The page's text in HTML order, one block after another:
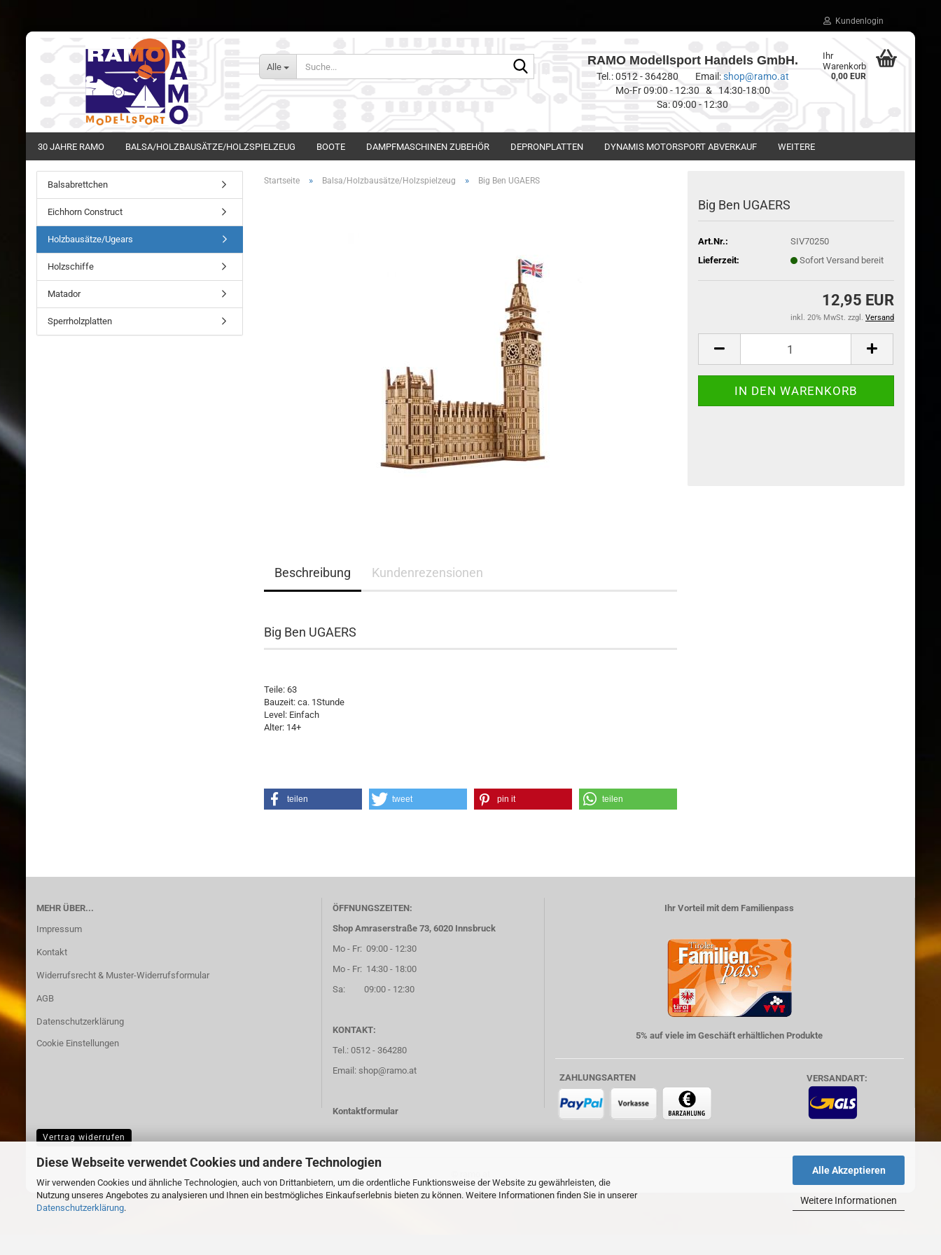
Diese Webseite verwendet Cookies und andere Technologien
Wir verwenden Cookies und ähnliche Technologien, auch von Drittanbietern, um die ordentliche Funktionsweise der Website zu gewährleisten, die
Nutzung unseres Angebotes zu analysieren und Ihnen ein bestmögliches Einkaufserlebnis bieten zu können. Weitere Informationen finden Sie in unserer
Datenschutzerklärung.
Alle Akzeptieren
Weitere Informationen
Kundenlogin
Alle RAMO Modellsport Handels GmbH.
Tel.: 0512 - 364280 Email:shop@ramo.at
Mo-Fr 09:00 - 12:30 & 14:30-18:00
Sa: 09:00 - 12:30
Ihr
Warenkorb
0,00 EUR
30 JAHRE RAMO BALSA/HOLZBAUSÄTZE/HOLZSPIELZEUG BOOTE DAMPFMASCHINEN ZUBEHÖR DEPRONPLATTEN DYNAMIS MOTORSPORT ABVERKAUF WEITERE
Startseite » Balsa/Holzbausätze/Holzspielzeug » Big Ben UGAERS
Big Ben UGAERS
Art.Nr.:
SIV70250
Lieferzeit:
Sofort Versand bereit
12,95 EUR
inkl. 20% MwSt. zzgl. Versand
Beschreibung Kundenrezensionen
Big Ben UGAERS
Teile: 63
Bauzeit: ca. 1Stunde
Level: Einfach
Alter: 14+
teilen tweet pin it teilen
Balsabrettchen
Eichhorn Construct
Holzbausätze/Ugears
Holzschiffe
Matador
Sperrholzplatten
MEHR ÜBER...
Impressum
Kontakt
Widerrufsrecht & Muster-Widerrufsformular
AGB
Datenschutzerklärung
Cookie Einstellungen
ÖFFNUNGSZEITEN:
Shop Amraserstraße 73, 6020 Innsbruck
Mo - Fr: 09:00 - 12:30
Mo - Fr: 14:30 - 18:00
Sa: 09:00 - 12:30
KONTAKT:
Tel.: 0512 - 364280
Email: shop@ramo.at
Kontaktformular
Ihr Vorteil mit dem Familienpass
5% auf viele im Geschäft erhältlichen Produkte
ZAHLUNGSARTEN VERSANDART:
Vertrag widerrufen